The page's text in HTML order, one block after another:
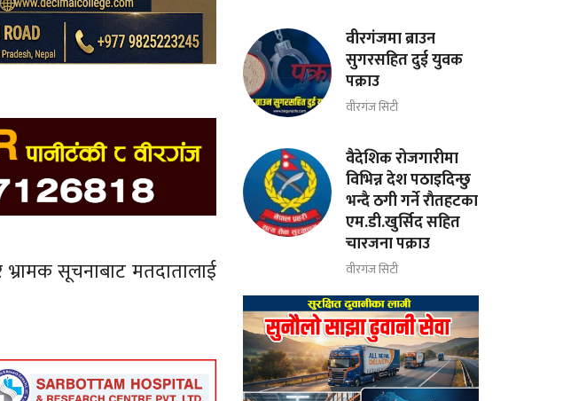
सूचनाबाट मतदातालाई
वीरगंजमा ब्राउन
सुगरसहित दुई युवक
पक्राउ
वीरगंज सिटी
वैदेशिक रोजगारीमा
विभिन्न देश पठाइदिन्छु
भन्दै ठगी गर्ने राैतहटका
एम.डी.खुर्सिद सहित
चारजना पक्राउ
वीरगंज सिटी